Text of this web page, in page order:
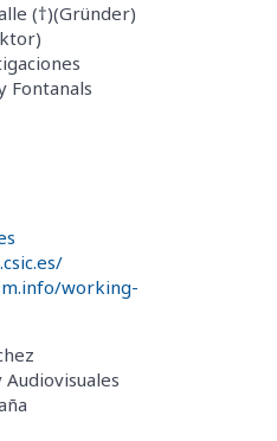
(†)(Gründer)
Fontanals
working-